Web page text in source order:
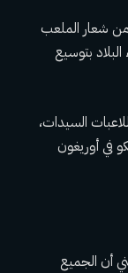
شعار الملعب
بتوسيع
السيدات،
في أوريغون
أن الجميع